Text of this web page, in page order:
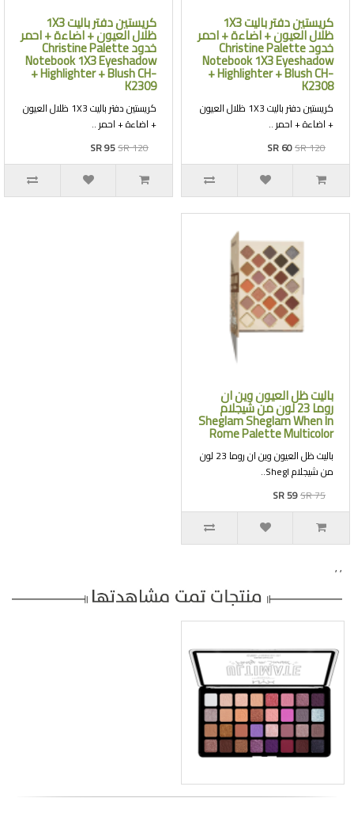
كريستين دفتر باليت 1X3
ظلال العيون + اضاءة + احمر
خدود Christine Palette
Notebook 1X3 Eyeshadow
+ Highlighter + Blush CH-
K2308
كريستين دفتر باليت 1X3 ظلال العيون
+ اضاءة + احمر ..
SR 60SR 120
كريستين دفتر باليت 1X3
ظلال العيون + اضاءة + احمر
خدود Christine Palette
Notebook 1X3 Eyeshadow
+ Highlighter + Blush CH-
K2309
كريستين دفتر باليت 1X3 ظلال العيون
+ اضاءة + احمر ..
SR 95SR 120
باليت ظل العيون وين ان
روما 23 لون من شيجلام
Sheglam Sheglam When In
Rome Palette Multicolor
باليت ظل العيون وين ان روما 23 لون
من شيجلام Shegl..
SR 59SR 75
,
,